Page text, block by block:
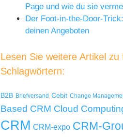
Page und wie du sie
Der Foot-in-the-Door-
deinen Angeboten
Lesen Sie weitere Artikel zu
Schlagwörtern:
B2B Briefversand Cebit Change
Based CRM Cloud
CRM CRM-expo CRM-